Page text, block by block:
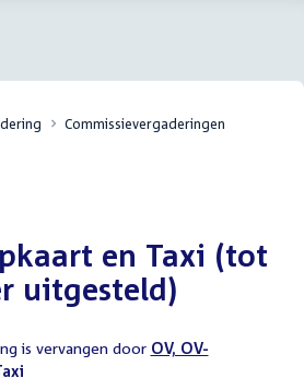
Commissievergaderingen
en Taxi (tot
uitgesteld)
is vervangen door OV, OV-